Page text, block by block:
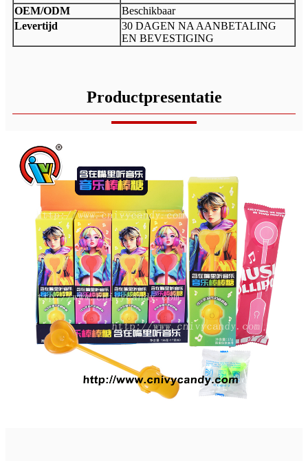
OEM/ODM
Beschikbaar
Levertijd
30 DAGEN NA AANBETALING
EN BEVESTIGING
Productpresentatie